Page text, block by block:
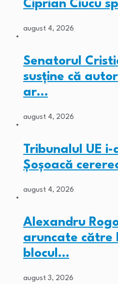
Ciprian Ciucu
august 4, 2026
Senatorul
susține că
ar…
august 4, 2026
Tribunalul UE i-
Șoșoacă
august 4, 2026
Alexandru
aruncate către
blocul…
august 3, 2026